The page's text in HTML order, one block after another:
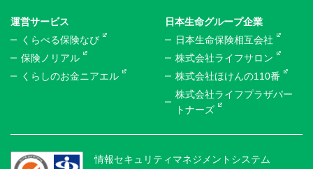
運営サービス
くらべる保険なび
保険ノリアル
くらしのお金ニアエル
日本生命グループ企業
日本生命保険相互会社
株式会社ライフサロン
株式会社ほけんの110番
株式会社ライフプラザパー
トナーズ
情報セキュリティマネジメントシステム